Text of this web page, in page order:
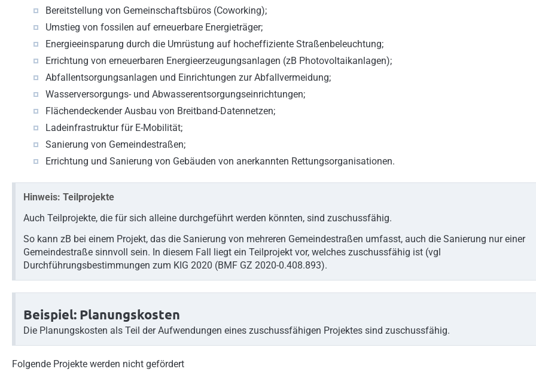
Bereitstellung von Gemeinschaftsbüros (Coworking);
Umstieg von fossilen auf erneuerbare Energieträger;
Energieeinsparung durch die Umrüstung auf hocheffiziente Straßenbeleuchtung;
Errichtung von erneuerbaren Energieerzeugungsanlagen (zB Photovoltaikanlagen);
Abfallentsorgungsanlagen und Einrichtungen zur Abfallvermeidung;
Wasserversorgungs- und Abwasserentsorgungseinrichtungen;
Flächendeckender Ausbau von Breitband-Datennetzen;
Ladeinfrastruktur für E-Mobilität;
Sanierung von Gemeindestraßen;
Errichtung und Sanierung von Gebäuden von anerkannten Rettungsorganisationen.
Hinweis: Teilprojekte
Auch Teilprojekte, die für sich alleine durchgeführt werden könnten, sind zuschussfähig.
So kann zB bei einem Projekt, das die Sanierung von mehreren Gemeindestraßen umfasst, auch die Sanierung nur einer
Gemeindestraße sinnvoll sein. In diesem Fall liegt ein Teilprojekt vor, welches zuschussfähig ist (vgl
Durchführungsbestimmungen zum KIG 2020 (BMF GZ 2020-0.408.893).
Beispiel: Planungskosten
Die Planungskosten als Teil der Aufwendungen eines zuschussfähigen Projektes sind zuschussfähig.
Folgende Projekte werden nicht gefördert